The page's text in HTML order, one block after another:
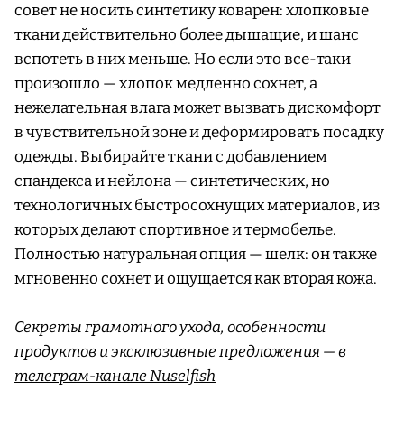
совет не носить синтетику коварен: хлопковые
ткани действительно более дышащие, и шанс
вспотеть в них меньше. Но если это все-таки
произошло — хлопок медленно сохнет, а
нежелательная влага может вызвать дискомфорт
в чувствительной зоне и деформировать посадку
одежды. Выбирайте ткани с добавлением
спандекса и нейлона — синтетических, но
технологичных быстросохнущих материалов, из
которых делают спортивное и термобелье.
Полностью натуральная опция — шелк: он также
мгновенно сохнет и ощущается как вторая кожа.
Секреты грамотного ухода, особенности
продуктов и эксклюзивные предложения — в
телеграм-канале Nuselfish